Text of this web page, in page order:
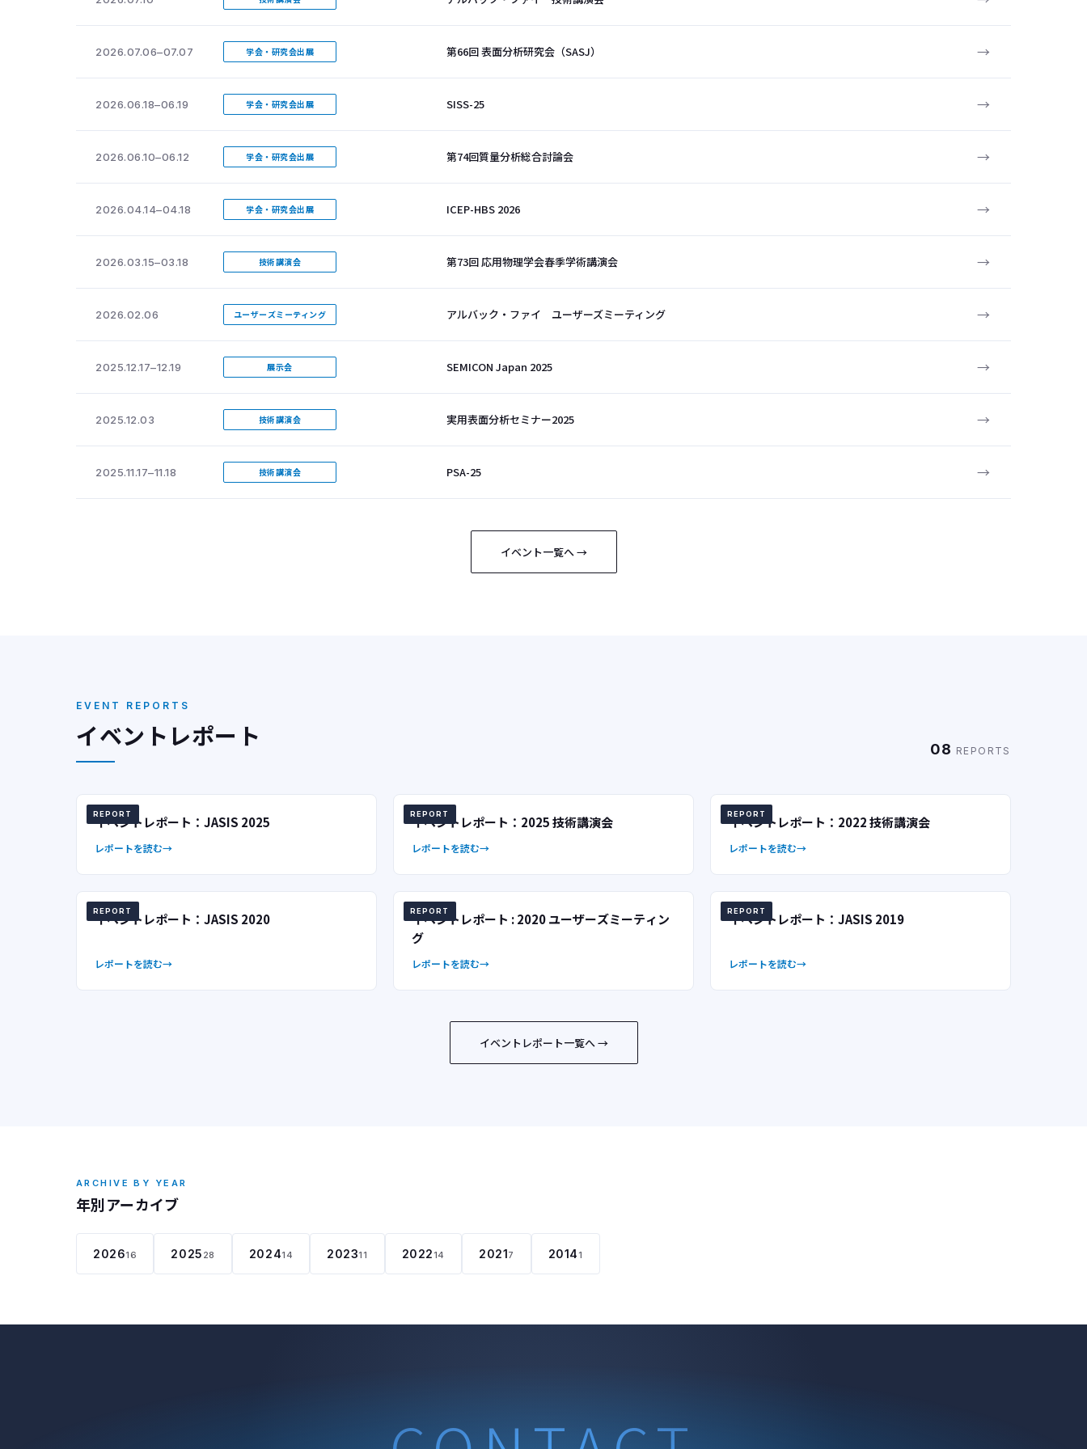
2026.07.06–07.07 学会・研究会出展 第66回 表面分析研究会（SASJ） →
2026.06.18–06.19 学会・研究会出展 SISS-25 →
2026.06.10–06.12 学会・研究会出展 第74回質量分析総合討論会 →
2026.04.14–04.18 学会・研究会出展 ICEP-HBS 2026 →
2026.03.15–03.18 技術講演会 第73回 応用物理学会春季学術講演会 →
2026.02.06 ユーザーズミーティング アルバック・ファイ ユーザーズミーティング →
2025.12.17–12.19 展示会 SEMICON Japan 2025 →
2025.12.03 技術講演会 実用表面分析セミナー2025 →
2025.11.17–11.18 技術講演会 PSA-25 →
イベント一覧へ →
EVENT REPORTS
イベントレポート 08 REPORTS
REPORT
イベントレポート：JASIS 2025
レポートを読む
REPORT
イベントレポート：2025 技術講演会
レポートを読む
REPORT
イベントレポート：2022 技術講演会
レポートを読む
REPORT
イベントレポート：JASIS 2020
レポートを読む
REPORT
イベントレポート : 2020 ユーザーズミーティン
グ
レポートを読む
REPORT
イベントレポート：JASIS 2019
レポートを読む
イベントレポート一覧へ →
ARCHIVE BY YEAR
年別アーカイブ
202616 2025 28 202414 202311 202214 20217 20141